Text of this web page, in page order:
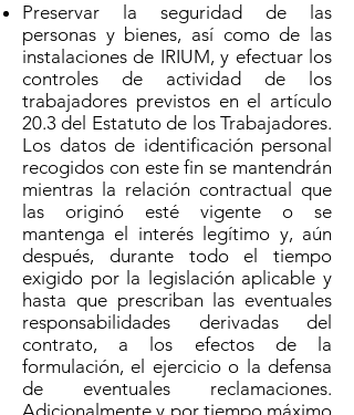
Preservar la seguridad de las
personas y bienes, así como de las
instalaciones de IRIUM, y efectuar los
controles de actividad de los
trabajadores previstos en el artículo
20.3 del Estatuto de los Trabajadores.
Los datos de identificación personal
recogidos con este fin se mantendrán
mientras la relación contractual que
las originó esté vigente o se
mantenga el interés legítimo y, aún
después, durante todo el tiempo
exigido por la legislación aplicable y
hasta que prescriban las eventuales
responsabilidades derivadas del
contrato, a los efectos de la
formulación, el ejercicio o la defensa
de eventuales reclamaciones.
Adicionalmente y por tiempo máximo